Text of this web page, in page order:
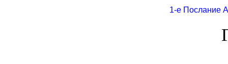
1-е Послание